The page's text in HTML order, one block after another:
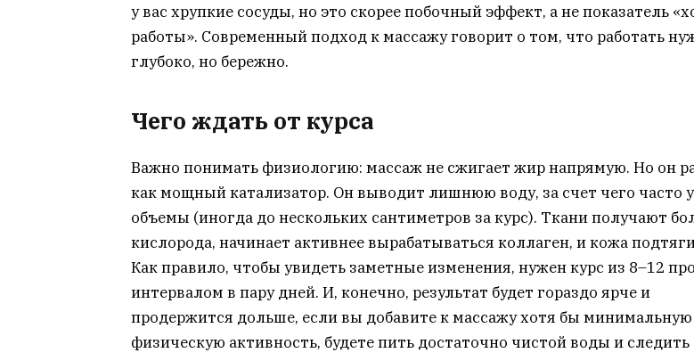
у вас хрупкие сосуды, но это скорее побочный эффект, а не показатель
работы». Современный подход к массажу говорит о том, что работать
глубоко, но бережно.
Чего ждать от курса
Важно понимать физиологию: массаж не сжигает жир напрямую. Но он
как мощный катализатор. Он выводит лишнюю воду, за счет чего часто
объемы (иногда до нескольких сантиметров за курс). Ткани получают
кислорода, начинает активнее вырабатываться коллаген, и кожа
Как правило, чтобы увидеть заметные изменения, нужен курс из 8–12
интервалом в пару дней. И, конечно, результат будет гораздо ярче и
продержится дольше, если вы добавите к массажу хотя бы минимальную
физическую активность, будете пить достаточно чистой воды и следить